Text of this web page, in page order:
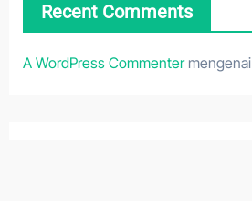
Recent Comments
A WordPress Commentermengenai